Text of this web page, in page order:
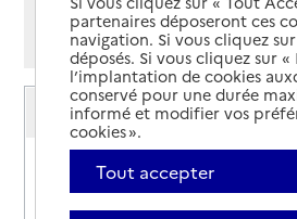
Afficher les résultats par:
Mode liste
Mode carte
Service autonomie à domicile
Du côté de chez soi
Adresse
35 rue des Treilles
31410-Noé
partenaires déposeront ces
navigation. Si vous cliquez
déposés. Si vous cliquez sur
l’implantation de cookies
conservé pour une durée
informé et modifier vos
cookies ».
Tout accepter